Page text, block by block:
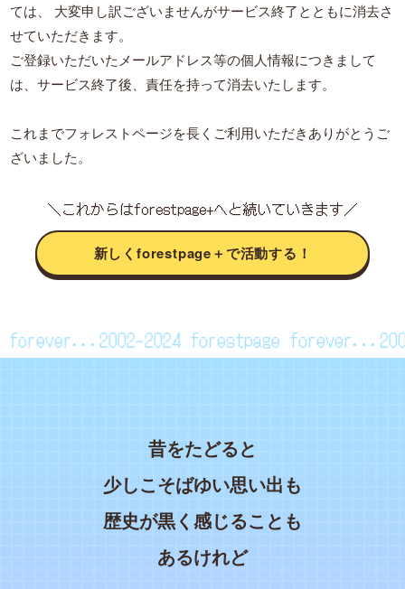
ては、
大変申し訳ございませんがサービス終了とともに消去さ
せていただきます。
ご登録いただいたメールアドレス等の個人情報につきまして
は、サービス終了後、責任を持って消去いたします。
これまでフォレストページを長くご利用いただきありがとうご
ざいました。
＼これからはforestpage+へと続いていきます／
新しくforestpage＋で活動する！
forever...2002~2024 forestpage
昔をたどると
少しこそばゆい思い出も
歴史が黒く感じることも
あるけれど